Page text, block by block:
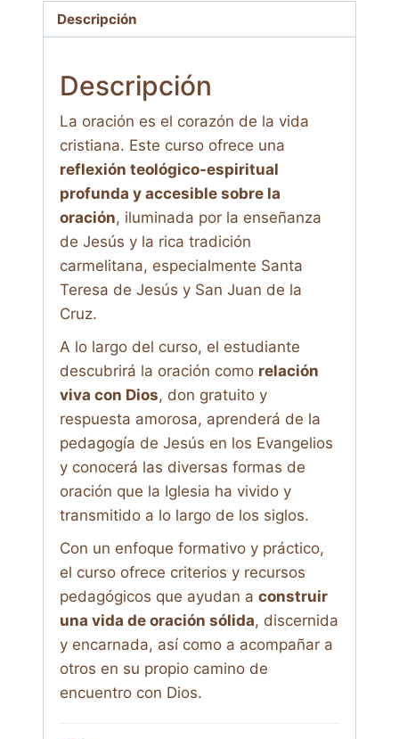
pedagogía
de
oración
cantidad
Descripción
Descripción
La oración es el corazón de la vida
cristiana. Este curso ofrece una
reflexión teológico-espiritual
profunda y accesible sobre la
oración, iluminada por la enseñanza
de Jesús y la rica tradición
carmelitana, especialmente Santa
Teresa de Jesús y San Juan de la
Cruz.
A lo largo del curso, el estudiante
descubrirá la oración como relación
viva con Dios, don gratuito y
respuesta amorosa, aprenderá de la
pedagogía de Jesús en los Evangelios
y conocerá las diversas formas de
oración que la Iglesia ha vivido y
transmitido a lo largo de los siglos.
Con un enfoque formativo y práctico,
el curso ofrece criterios y recursos
pedagógicos que ayudan a construir
una vida de oración sólida, discernida
y encarnada, así como a acompañar a
otros en su propio camino de
encuentro con Dios.